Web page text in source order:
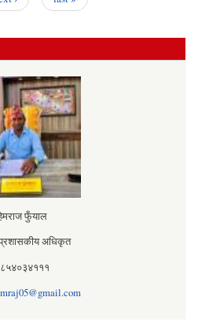
फुँयाल
अधिकृत